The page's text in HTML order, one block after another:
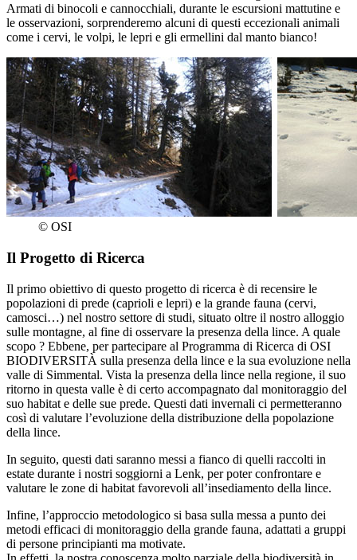
Armati di binocoli e cannocchiali, durante le escursioni mattutine e
le osservazioni, sorprenderemo alcuni di questi eccezionali animali
come i cervi, le volpi, le lepri e gli ermellini dal manto bianco!
© OSI
Il Progetto di Ricerca
Il primo obiettivo di questo progetto di ricerca è di recensire le
popolazioni di prede (caprioli e lepri) e la grande fauna (cervi,
camosci…) nel nostro settore di studi, situato oltre il nostro alloggio
sulle montagne, al fine di osservare la presenza della lince. A quale
scopo ? Ebbene, per partecipare al Programma di Ricerca di OSI
BIODIVERSITÀ sulla presenza della lince e la sua evoluzione nella
valle di Simmental. Vista la presenza della lince nella regione, il suo
ritorno in questa valle è di certo accompagnato dal monitoraggio del
suo habitat e delle sue prede. Questi dati invernali ci permetteranno
così di valutare l’evoluzione della distribuzione della popolazione
della lince.
In seguito, questi dati saranno messi a fianco di quelli raccolti in
estate durante i nostri soggiorni a Lenk, per poter confrontare e
valutare le zone di habitat favorevoli all’insediamento della lince.
Infine, l’approccio metodologico si basa sulla messa a punto dei
metodi efficaci di monitoraggio della grande fauna, adattati a gruppi
di persone principianti ma motivate.